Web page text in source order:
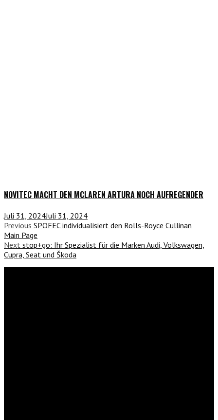
NOVITEC MACHT DEN MCLAREN ARTURA NOCH AUFREGENDER
Juli 31, 2024Juli 31, 2024
Previous SPOFEC individualisiert den Rolls-Royce Cullinan
Main Page
Next stop+go: Ihr Spezialist für die Marken Audi, Volkswagen,
Cupra, Seat und Škoda